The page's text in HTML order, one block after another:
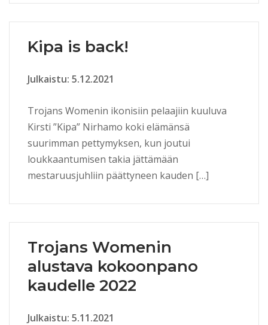
Kipa is back!
Julkaistu: 5.12.2021
Trojans Womenin ikonisiin pelaajiin kuuluva
Kirsti ”Kipa” Nirhamo koki elämänsä
suurimman pettymyksen, kun joutui
loukkaantumisen takia jättämään
mestaruusjuhliin päättyneen kauden […]
Trojans Womenin
alustava kokoonpano
kaudelle 2022
Julkaistu: 5.11.2021